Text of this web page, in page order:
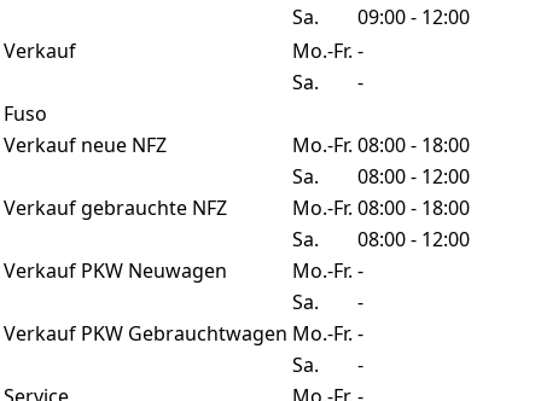
Sa.
09:00 - 12:00
Verkauf
Mo.-Fr. -
Sa.
-
Fuso
Verkauf neue NFZ
Mo.-Fr. 08:00 - 18:00
Sa.
08:00 - 12:00
Verkauf gebrauchte NFZ
Mo.-Fr. 08:00 - 18:00
Sa.
08:00 - 12:00
Verkauf PKW Neuwagen
Mo.-Fr. -
Sa.
-
Verkauf PKW Gebrauchtwagen Mo.-Fr. -
Sa.
-